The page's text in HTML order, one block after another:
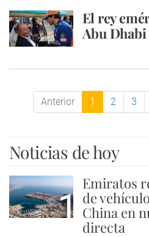
El rey
Abu Dhabi
Anterior 1 2 3
Noticias de hoy
1
Emiratos
de
China en
directa